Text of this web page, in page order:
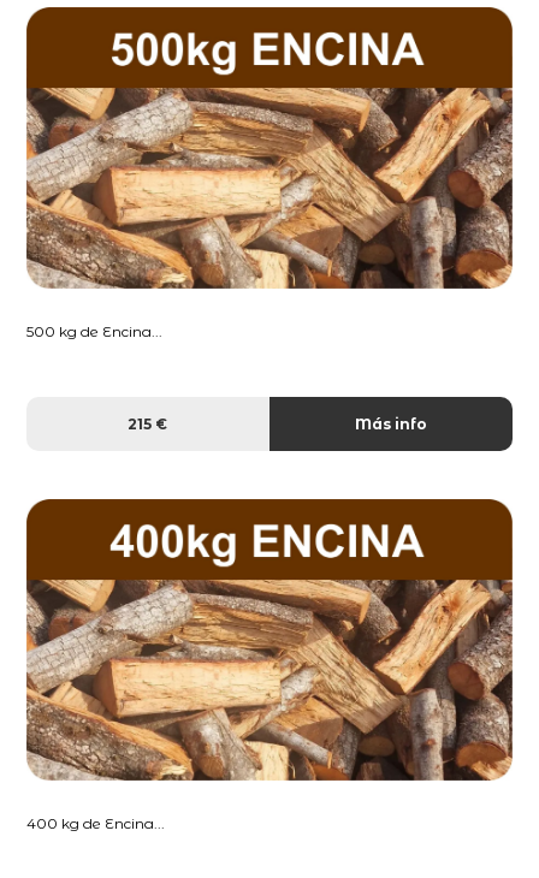
500 kg de Encina...
215 € Más info
400 kg de Encina...